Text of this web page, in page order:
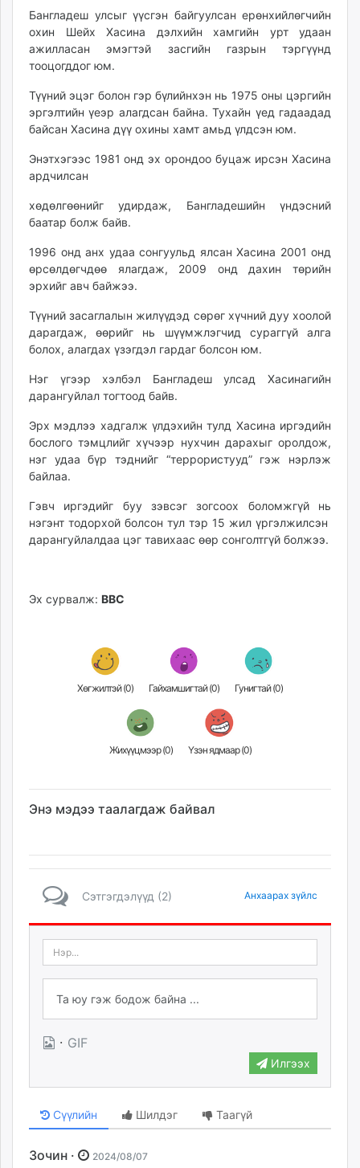
Бангладеш улсыг үүсгэн байгуулсан ерөнхийлөгчийн
охин Шейх Хасина дэлхийн хамгийн урт удаан
ажилласан эмэгтэй засгийн газрын тэргүүнд
тооцогддог юм.
Түүний эцэг болон гэр бүлийнхэн нь 1975 оны цэргийн
эргэлтийн үеэр алагдсан байна. Тухайн үед гадаадад
байсан Хасина дүү охины хамт амьд үлдсэн юм.
Энэтхэгээс 1981 онд эх орондоо буцаж ирсэн Хасина
ардчилсан
хөдөлгөөнийг удирдаж, Бангладешийн үндэсний
баатар болж байв.
1996 онд анх удаа сонгуульд ялсан Хасина 2001 онд
өрсөлдөгчдөө ялагдаж, 2009 онд дахин төрийн
эрхийг авч байжээ.
Түүний засаглалын жилүүдэд сөрөг хүчний дуу хоолой
дарагдаж, өөрийг нь шүүмжлэгчид сураггүй алга
болох, алагдах үзэгдэл гардаг болсон юм.
Нэг үгээр хэлбэл Бангладеш улсад Хасинагийн
дарангуйлал тогтоод байв.
Эрх мэдлээ хадгалж үлдэхийн тулд Хасина иргэдийн
бослого тэмцлийг хүчээр нухчин дарахыг оролдож,
нэг удаа бүр тэднийг “террористууд” гэж нэрлэж
байлаа.
Гэвч иргэдийг буу зэвсэг зогсоох боломжгүй нь
нэгэнт тодорхой болсон тул тэр 15 жил үргэлжилсэн
дарангуйлалдаа цэг тавихаас өөр сонголтгүй болжээ.
Эх сурвалж: BBC
Хөгжилтэй (0) Гайхамшигтай (0) Гунигтай (0)
Жихүүцмээр (0) Үзэн ядмаар (0)
Энэ мэдээ таалагдаж байвал
Сэтгэгдэлүүд (2) Анхаарах зүйлс
· GIF
Илгээх
Сүүлийн Шилдэг Таагүй
Зочин · 2024/08/07